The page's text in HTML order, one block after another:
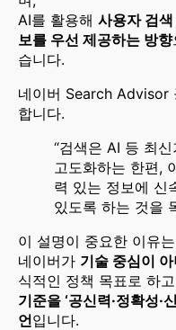
AI를 활용해 사용자 검
보를 우선 제공하는 방향
습니다.
네이버 Search Advisor
합니다.
“검색은 AI 등 최
고도화하는 한편,
력 있는 정보에 신
있도록 하는 것을
이 설명이 중요한 이유
네이버가 기술 중심이 아
식적인 정책 목표로 하
기준을 ‘공신력·정확성·
언입니다.